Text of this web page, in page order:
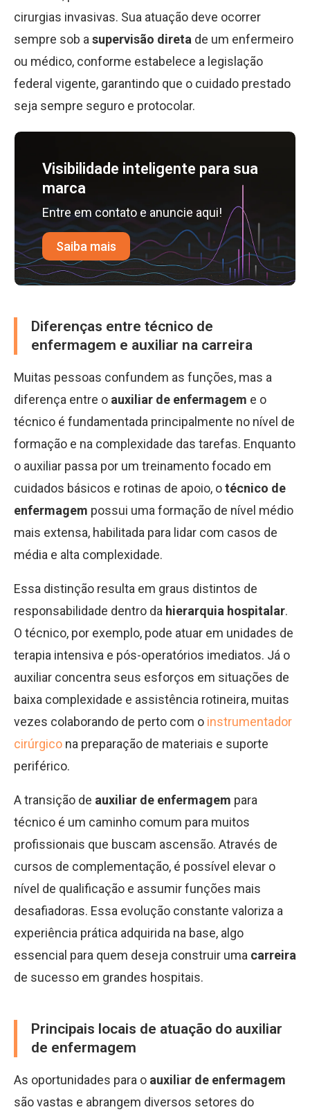
cirurgias invasivas. Sua atuação deve ocorrer
sempre sob a supervisão direta de um enfermeiro
ou médico, conforme estabelece a legislação
federal vigente, garantindo que o cuidado prestado
seja sempre seguro e protocolar.
Visibilidade inteligente para sua
marca
Entre em contato e anuncie aqui!
Saiba mais
Diferenças entre técnico de
enfermagem e auxiliar na carreira
Muitas pessoas confundem as funções, mas a
diferença entre o auxiliar de enfermagem e o
técnico é fundamentada principalmente no nível de
formação e na complexidade das tarefas. Enquanto
o auxiliar passa por um treinamento focado em
cuidados básicos e rotinas de apoio, otécnico de
enfermagem possui uma formação de nível médio
mais extensa, habilitada para lidar com casos de
média e alta complexidade.
Essa distinção resulta em graus distintos de
responsabilidade dentro da hierarquia hospitalar.
O técnico, por exemplo, pode atuar em unidades de
terapia intensiva e pós-operatórios imediatos. Já o
auxiliar concentra seus esforços em situações de
baixa complexidade e assistência rotineira, muitas
vezes colaborando de perto com o instrumentador
cirúrgico na preparação de materiais e suporte
periférico.
A transição de auxiliar de enfermagem para
técnico é um caminho comum para muitos
profissionais que buscam ascensão. Através de
cursos de complementação, é possível elevar o
nível de qualificação e assumir funções mais
desafiadoras. Essa evolução constante valoriza a
experiência prática adquirida na base, algo
essencial para quem deseja construir uma carreira
de sucesso em grandes hospitais.
Principais locais de atuação do auxiliar
de enfermagem
As oportunidades para o auxiliar de enfermagem
são vastas e abrangem diversos setores do